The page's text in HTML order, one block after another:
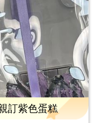
訂紫色蛋糕